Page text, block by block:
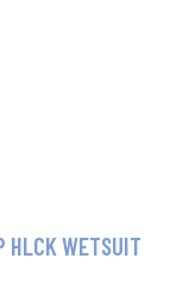
HLCK WETSUIT